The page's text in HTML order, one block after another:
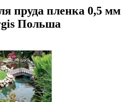
пруда пленка 0,5 мм
Польша